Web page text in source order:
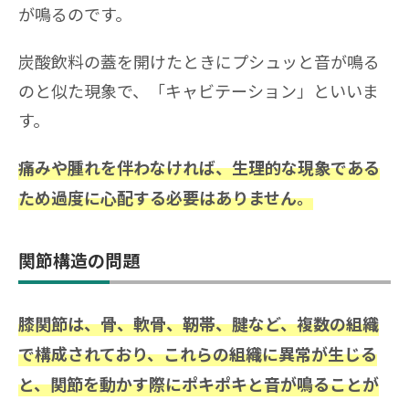
が鳴るのです。
炭酸飲料の蓋を開けたときにプシュッと音が鳴る
のと似た現象で、「キャビテーション」といいま
す。
痛みや腫れを伴わなければ、生理的な現象である
ため過度に心配する必要はありません。
関節構造の問題
膝関節は、骨、軟骨、靭帯、腱など、複数の組織
で構成されており、これらの組織に異常が生じる
と、関節を動かす際にポキポキと音が鳴ることが